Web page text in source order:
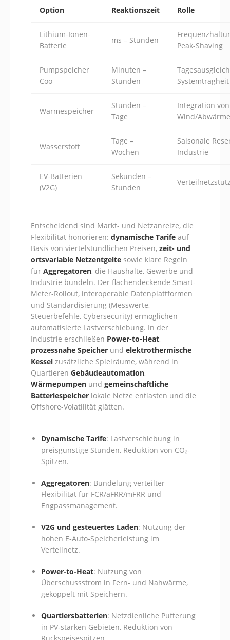
Option Reaktionszeit Rolle
Lithium-Ionen-
Batterie
ms – Stunden
Peak-Shaving
Pumpspeicher
Coo
Minuten –
Stunden
Systemträgheit
Wärmespeicher
Stunden –
Tage
Integration von
Wind/Abwärme
Wasserstoff
Tage –
Wochen
Saisonale
Industrie
EV-Batterien
(V2G)
Sekunden –
Stunden
Entscheidend sind Markt- und Netzanreize, die
Flexibilität honorieren: dynamische Tarife auf
Basis von viertelstündlichen Preisen, zeit- und
ortsvariable Netzentgelte sowie klare Regeln
für Aggregatoren, die Haushalte, Gewerbe und
Industrie bündeln. Der flächendeckende Smart-
Meter-Rollout, interoperable Datenplattformen
und Standardisierung (Messwerte,
Steuerbefehle, Cybersecurity) ermöglichen
automatisierte Lastverschiebung. In der
Industrie erschließen Power-to-Heat,
prozessnahe Speicher und elektrothermische
Kessel zusätzliche Spielräume, während in
Quartieren Gebäudeautomation,
Wärmepumpen und gemeinschaftliche
Batteriespeicher lokale Netze entlasten und die
Offshore-Volatilität glätten.
Dynamische Tarife: Lastverschiebung in
preisgünstige Stunden, Reduktion von CO₂-
Spitzen.
Aggregatoren: Bündelung verteilter
Flexibilität für FCR/aFRR/mFRR und
Engpassmanagement.
V2G und gesteuertes Laden: Nutzung der
hohen E‑Auto‑Speicherleistung im
Verteilnetz.
Power-to-Heat: Nutzung von
Überschussstrom in Fern- und Nahwärme,
gekoppelt mit Speichern.
Quartiersbatterien: Netzdienliche Pufferung
in PV‑starken Gebieten, Reduktion von